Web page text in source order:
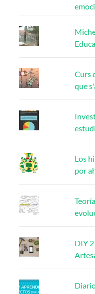
Curs
que
Los
por
DIY